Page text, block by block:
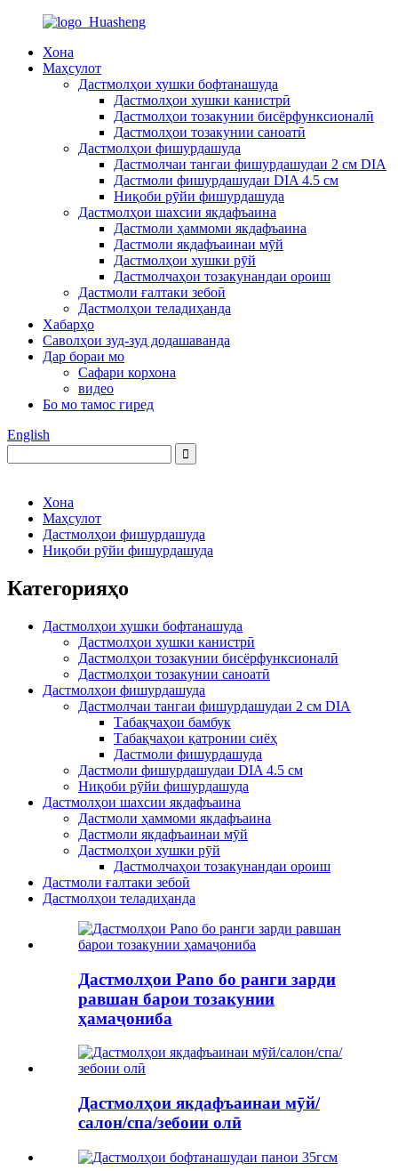
Хона
Маҳсулот
Дастмолҳои хушки бофтанашуда
Дастмолҳои хушки канистрӣ
Дастмолҳои тозакунии бисёрфунксионалӣ
Дастмолҳои тозакунии саноатӣ
Дастмолҳои фишурдашуда
Дастмолчаи тангаи фишурдашудаи 2 см DIA
Дастмоли фишурдашудаи DIA 4.5 см
Ниқоби рӯйи фишурдашуда
Дастмолҳои шахсии якдафъаина
Дастмоли ҳаммоми якдафъаина
Дастмоли якдафъаинаи мӯй
Дастмолҳои хушки рӯй
Дастмолчаҳои тозакунандаи ороиш
Дастмоли ғалтаки зебоӣ
Дастмолҳои теладиҳанда
Хабарҳо
Саволҳои зуд-зуд додашаванда
Дар бораи мо
Сафари корхона
видео
Бо мо тамос гиред
English
Хона
Маҳсулот
Дастмолҳои фишурдашуда
Ниқоби рӯйи фишурдашуда
Категорияҳо
Дастмолҳои хушки бофтанашуда
Дастмолҳои хушки канистрӣ
Дастмолҳои тозакунии бисёрфунксионалӣ
Дастмолҳои тозакунии саноатӣ
Дастмолҳои фишурдашуда
Дастмолчаи тангаи фишурдашудаи 2 см DIA
Табақчаҳои бамбук
Табақчаҳои қатронии сиёҳ
Дастмоли фишурдашуда
Дастмоли фишурдашудаи DIA 4.5 см
Ниқоби рӯйи фишурдашуда
Дастмолҳои шахсии якдафъаина
Дастмоли ҳаммоми якдафъаина
Дастмоли якдафъаинаи мӯй
Дастмолҳои хушки рӯй
Дастмолчаҳои тозакунандаи ороиш
Дастмоли ғалтаки зебоӣ
Дастмолҳои теладиҳанда
Дастмолҳои Pano бо ранги зарди
равшан барои тозакунии
ҳамаҷониба
Дастмолҳои якдафъаинаи мӯй/
салон/спа/зебоии олӣ